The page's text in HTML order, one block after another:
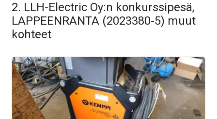
2. LLH-Electric Oy:n konkurssipesä,
LAPPEENRANTA (2023380-5) muut
kohteet